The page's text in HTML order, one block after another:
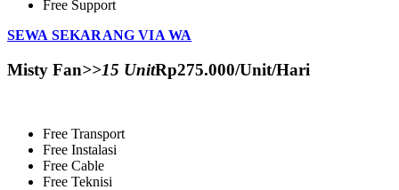
Free Support
SEWA SEKARANG VIA WA
Misty Fan>>15 UnitRp275.000/Unit/Hari
Free Transport
Free Instalasi
Free Cable
Free Teknisi